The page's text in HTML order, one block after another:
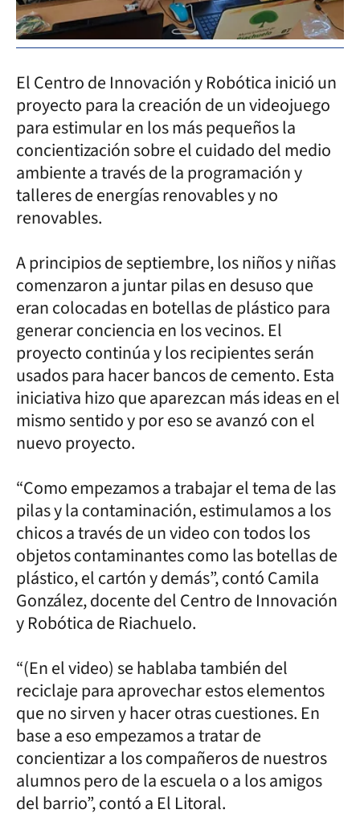
El Centro de Innovación y Robótica inició un
proyecto para la creación de un videojuego
para estimular en los más pequeños la
concientización sobre el cuidado del medio
ambiente a través de la programación y
talleres de energías renovables y no
renovables.
A principios de septiembre, los niños y niñas
comenzaron a juntar pilas en desuso que
eran colocadas en botellas de plástico para
generar conciencia en los vecinos. El
proyecto continúa y los recipientes serán
usados para hacer bancos de cemento. Esta
iniciativa hizo que aparezcan más ideas en el
mismo sentido y por eso se avanzó con el
nuevo proyecto.
“Como empezamos a trabajar el tema de las
pilas y la contaminación, estimulamos a los
chicos a través de un video con todos los
objetos contaminantes como las botellas de
plástico, el cartón y demás”, contó Camila
González, docente del Centro de Innovación
y Robótica de Riachuelo.
“(En el video) se hablaba también del
reciclaje para aprovechar estos elementos
que no sirven y hacer otras cuestiones. En
base a eso empezamos a tratar de
concientizar a los compañeros de nuestros
alumnos pero de la escuela o a los amigos
del barrio”, contó a El Litoral.